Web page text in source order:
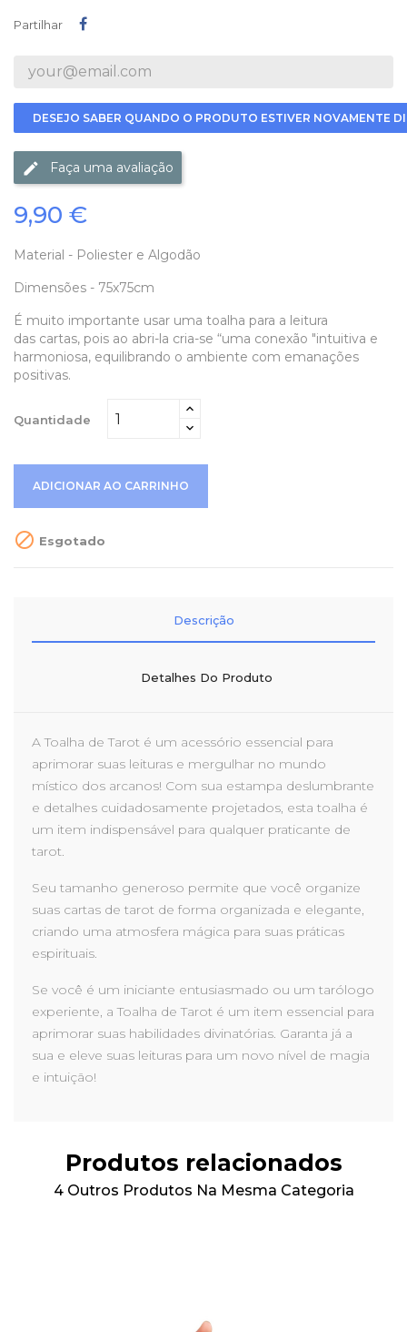
Partilhar
DESEJO SABER QUANDO O PRODUTO ESTIVER NOVAMENTE
Faça uma avaliação
9,90 €
Material - Poliester e Algodão
Dimensões - 75x75cm
É muito importante usar uma toalha para a leitura
das cartas, pois ao abri-la cria-se “uma conexão "intuitiva e
harmoniosa, equilibrando o ambiente com emanações
positivas.
Quantidade
ADICIONAR AO CARRINHO
 Esgotado
Descrição
Detalhes Do Produto
A Toalha de Tarot é um acessório essencial para
aprimorar suas leituras e mergulhar no mundo
místico dos arcanos! Com sua estampa deslumbrante
e detalhes cuidadosamente projetados, esta toalha é
um item indispensável para qualquer praticante de
tarot.
Seu tamanho generoso permite que você organize
suas cartas de tarot de forma organizada e elegante,
criando uma atmosfera mágica para suas práticas
espirituais.
Se você é um iniciante entusiasmado ou um tarólogo
experiente, a Toalha de Tarot é um item essencial para
aprimorar suas habilidades divinatórias. Garanta já a
sua e eleve suas leituras para um novo nível de magia
e intuição!
Produtos relacionados
4 Outros Produtos Na Mesma Categoria